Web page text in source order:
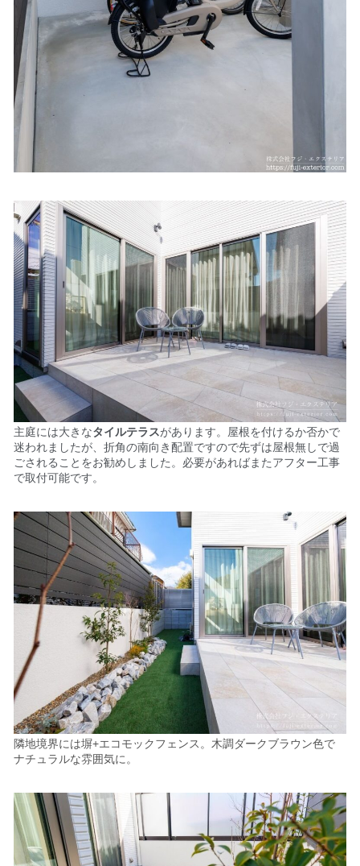
主庭には大きなタイルテラスがあります。 屋根を付けるか否かで
迷われましたが、折角の南向き配置ですので先ずは屋根無しで過
ごされることをお勧めしました。 必要があればまたアフター工事
で取付可能です。
隣地境界には塀+エコモックフェンス。木調ダークブラウン色で
ナチュラルな雰囲気に。